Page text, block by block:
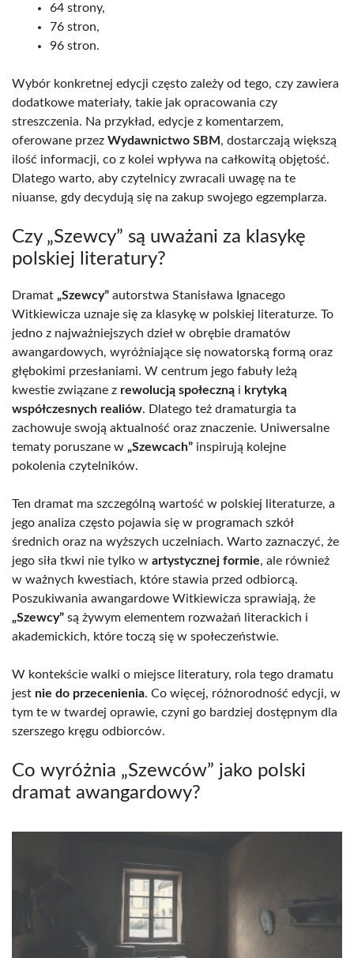
64 strony,
76 stron,
96 stron.
Wybór konkretnej edycji często zależy od tego, czy zawiera
dodatkowe materiały, takie jak opracowania czy
streszczenia. Na przykład, edycje z komentarzem,
oferowane przez Wydawnictwo SBM , dostarczają większą
ilość informacji, co z kolei wpływa na całkowitą objętość.
Dlatego warto, aby czytelnicy zwracali uwagę na te
niuanse, gdy decydują się na zakup swojego egzemplarza.
Czy „Szewcy” są uważani za klasykę
polskiej literatury?
Dramat „Szewcy” autorstwa Stanisława Ignacego
Witkiewicza uznaje się za klasykę w polskiej literaturze. To
jedno z najważniejszych dzieł w obrębie dramatów
awangardowych, wyróżniające się nowatorską formą oraz
głębokimi przesłaniami. W centrum jego fabuły leżą
kwestie związane z rewolucją społeczną i krytyką
współczesnych realiów. Dlatego też dramaturgia ta
zachowuje swoją aktualność oraz znaczenie. Uniwersalne
tematy poruszane w „Szewcach” inspirują kolejne
pokolenia czytelników.
Ten dramat ma szczególną wartość w polskiej literaturze, a
jego analiza często pojawia się w programach szkół
średnich oraz na wyższych uczelniach. Warto zaznaczyć, że
jego siła tkwi nie tylko w artystycznej formie, ale również
w ważnych kwestiach, które stawia przed odbiorcą.
Poszukiwania awangardowe Witkiewicza sprawiają, że
„Szewcy” są żywym elementem rozważań literackich i
akademickich, które toczą się w społeczeństwie.
W kontekście walki o miejsce literatury, rola tego dramatu
jest nie do przecenienia. Co więcej, różnorodność edycji, w
tym te w twardej oprawie, czyni go bardziej dostępnym dla
szerszego kręgu odbiorców.
Co wyróżnia „Szewców” jako polski
dramat awangardowy?